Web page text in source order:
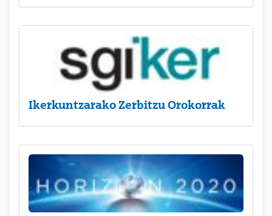
Ikerkuntzarako Zerbitzu Orokorrak